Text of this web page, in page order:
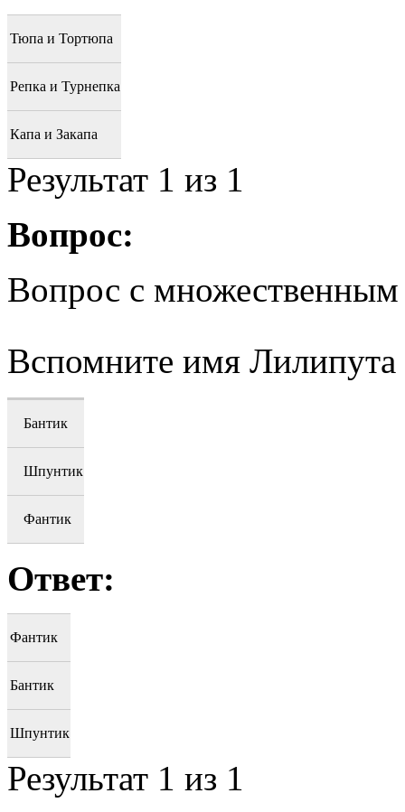
Тюпа и Тортюпа
Репка и Турнепка
Капа и Закапа
Результат 1 из 1
Вопрос:
Вопрос с
Вспомните имя Лилипута
Бантик
Шпунтик
Фантик
Ответ:
Фантик
Бантик
Шпунтик
Результат 1 из 1